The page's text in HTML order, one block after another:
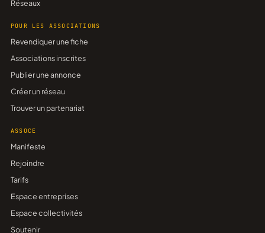
Réseaux
POUR LES ASSOCIATIONS
Revendiquer une fiche
Associations inscrites
Publier une annonce
Créer un réseau
Trouver un partenariat
ASSOCE
Manifeste
Rejoindre
Tarifs
Espace entreprises
Espace collectivités
Soutenir